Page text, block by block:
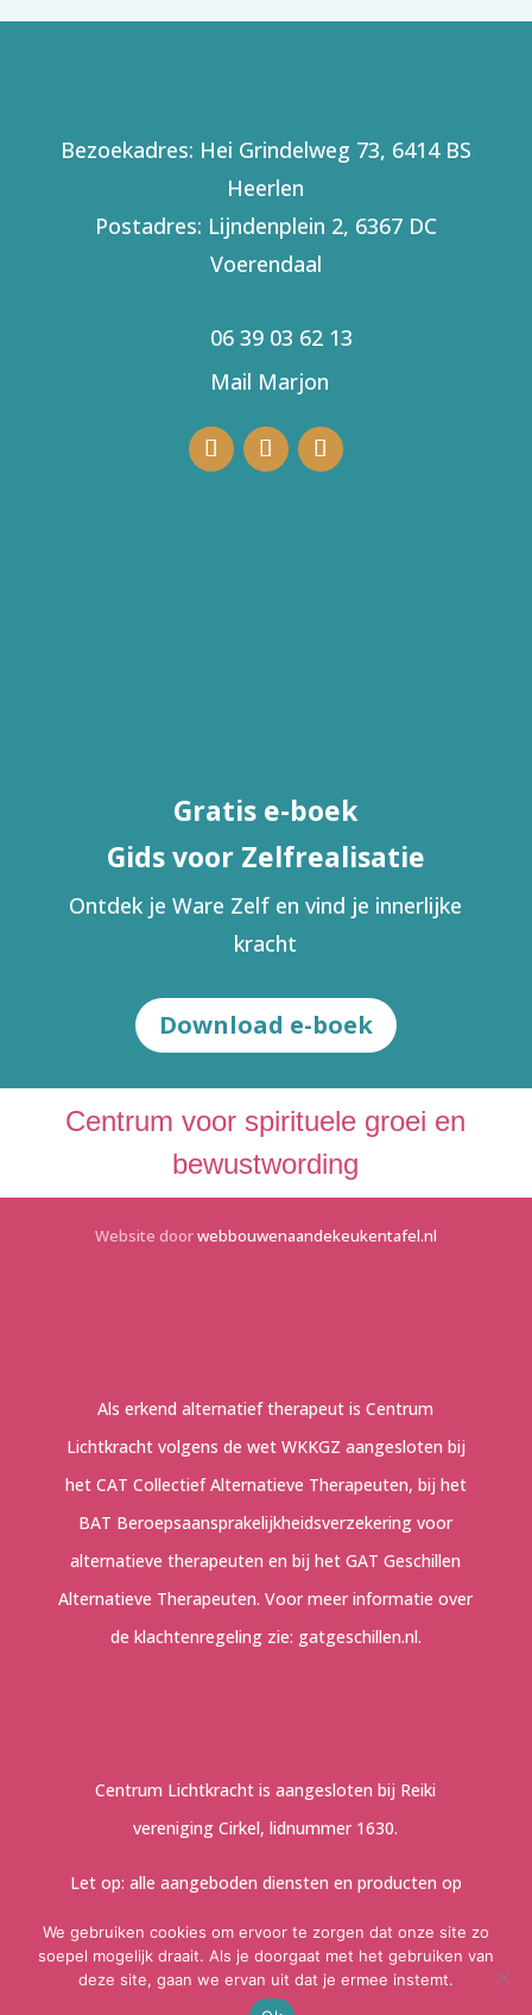
Bezoekadres: Hei Grindelweg 73, 6414 BS
Heerlen
Postadres: Lijndenplein 2, 6367 DC
Voerendaal
06 39 03 62 13
Mail Marjon
Gratis e-boek
Gids voor Zelfrealisatie
Ontdek je Ware Zelf en vind je innerlijke
kracht
Download e-boek
Centrum voor spirituele groei en
bewustwording
Website doorwebbouwenaandekeukentafel.nl
Als erkend alternatief therapeut is Centrum
Lichtkracht volgens de wet WKKGZ aangesloten bij
het CAT Collectief Alternatieve Therapeuten, bij het
BAT Beroepsaansprakelijkheidsverzekering voor
alternatieve therapeuten en bij het GAT Geschillen
Alternatieve Therapeuten. Voor meer informatie over
de klachtenregeling zie: gatgeschillen.nl.
Centrum Lichtkracht is aangesloten bij Reiki
vereniging Cirkel, lidnummer 1630.
Let op: alle aangeboden diensten en producten op
deze website zijn een aanvulling op en geen
vervanging van de reguliere geneeswijze. Raadpleeg
bij twijfel altijd de behandelend arts!
We gebruiken cookies om ervoor te zorgen dat onze site zo
soepel mogelijk draait. Als je doorgaat met het gebruiken van
deze site, gaan we ervan uit dat je ermee instemt.